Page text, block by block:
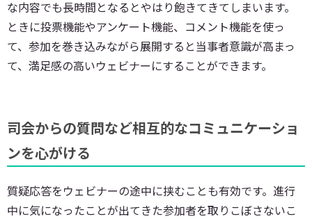
な内容でも長時間となるとやはり飽きてきてしまいます。
ときに投票機能やアンケート機能、コメント機能を使っ
て、参加を巻き込みながら展開すると当事者意識が高まっ
て、満足感の高いウェビナーにすることができます。
司会からの質問など相互的なコミュニケーショ
ンを心がける
質疑応答をウェビナーの途中に挟むことも有効です。進行
中に気になったことが出てきた参加者を取りこぼさないこ